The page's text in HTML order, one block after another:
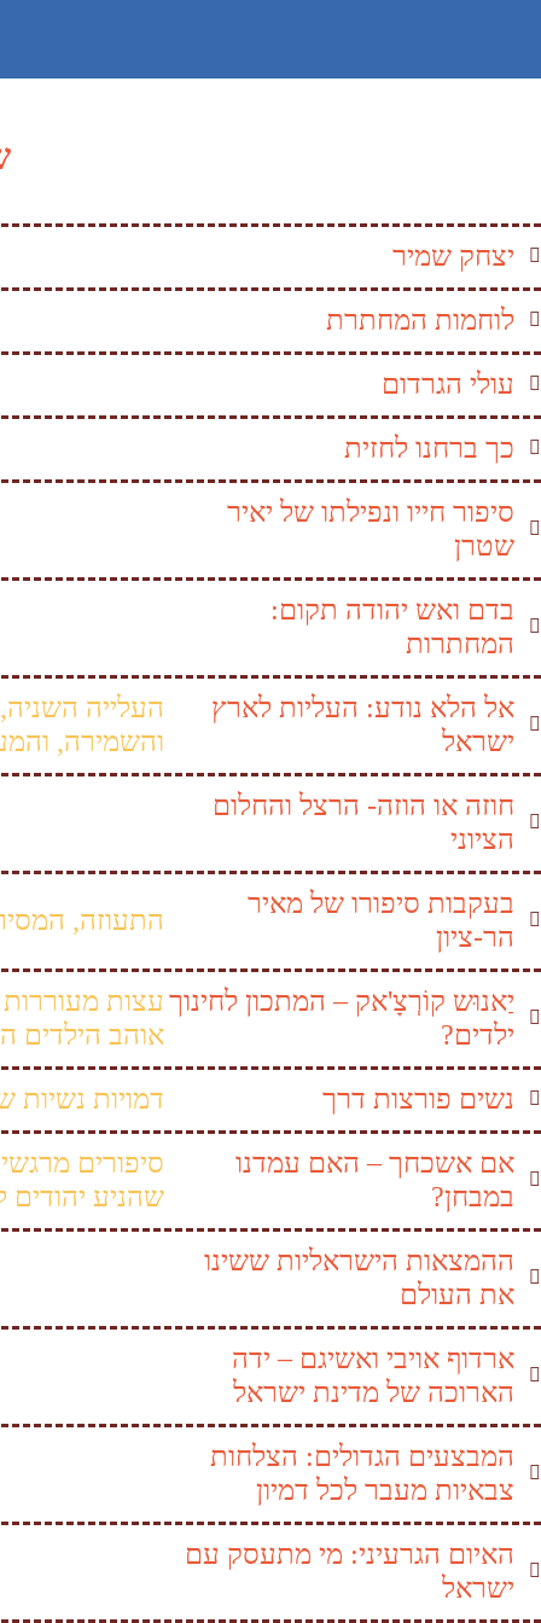
יצחק שמיר
לוחמות המחתרת
עולי הגרדום
כך ברחנו לחזית
סיפור חייו ונפילתו של יאיר
שטרן
בדם ואש יהודה תקום:
המחתרות
אל הלא נודע: העליות לארץ
ישראל
העלייה
והשמירה,
חוזה או הוזה- הרצל והחלום
הציוני
בעקבות סיפורו של מאיר
הר-ציון
התעוזה,
יַאנוּש קוֹרְצָ'אק – המתכון לחינוך
ילדים?
עצות
אוהב הילדים
נשים פורצות דרך דמויות נשיות
אם אשכחך – האם עמדנו
במבחן?
סיפורים
שהניע
ההמצאות הישראליות ששינו
את העולם
ארדוף אויבי ואשיגם – ידה
הארוכה של מדינת ישראל
המבצעים הגדולים: הצלחות
צבאיות מעבר לכל דמיון
האיום הגרעיני: מי מתעסק עם
ישראל